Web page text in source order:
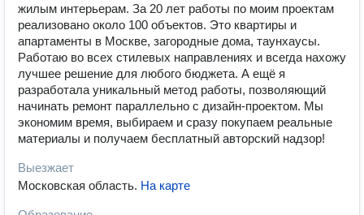
жилым интерьерам. За 20 лет работы по моим проектам
реализовано около 100 объектов. Это квартиры и
апартаменты в Москве, загородные дома, таунхаусы.
Работаю во всех стилевых направлениях и всегда нахожу
лучшее решение для любого бюджета. А ещё я
разработала уникальный метод работы, позволяющий
начинать ремонт параллельно с дизайн-проектом. Мы
экономим время, выбираем и сразу покупаем реальные
материалы и получаем бесплатный авторский надзор!
Выезжает
Московская область. На карте